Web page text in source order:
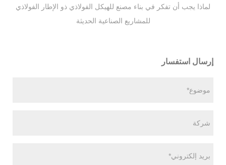
لماذا يجب أن تفكر في بناء مصنع للهيكل الفولاذي ذو الإطار الفولاذي
للمشاريع الصناعية الحديثة
إرسال استفسار